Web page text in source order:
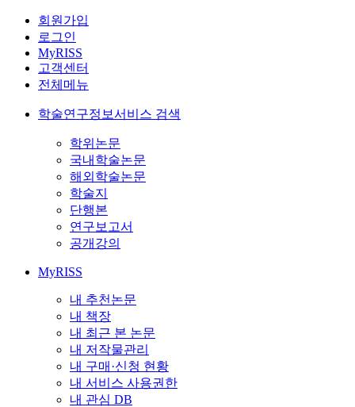
회원가입
로그인
MyRISS
고객센터
전체메뉴
학술연구정보서비스 검색
학위논문
국내학술논문
해외학술논문
학술지
단행본
연구보고서
공개강의
MyRISS
내 추천논문
내 책장
내 최근 본 논문
내 저작물관리
내 구매·신청 현황
내 서비스 사용권한
내 관심 DB